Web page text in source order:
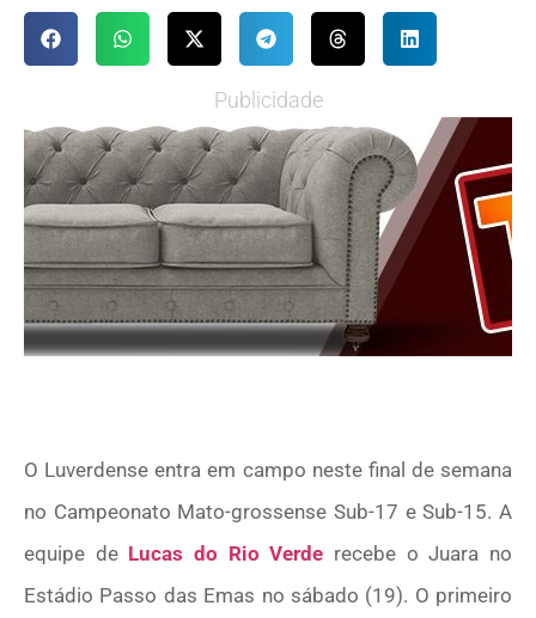
Publicidade
O Luverdense entra em campo neste final de semana
no Campeonato Mato-grossense Sub-17 e Sub-15. A
equipe de Lucas do Rio Verde recebe o Juara no
Estádio Passo das Emas no sábado (19). O primeiro